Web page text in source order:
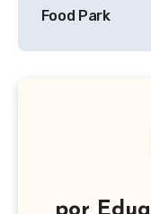
entradas
Food Park